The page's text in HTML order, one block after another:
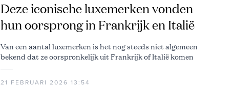
Deze iconische luxemerken vonden
hun oorsprong in Frankrijk en Italië
Van een aantal luxemerken is het nog steeds niet algemeen
bekend dat ze oorspronkelijk uit Frankrijk of Italië komen
21 FEBRUARI 2026 13:54